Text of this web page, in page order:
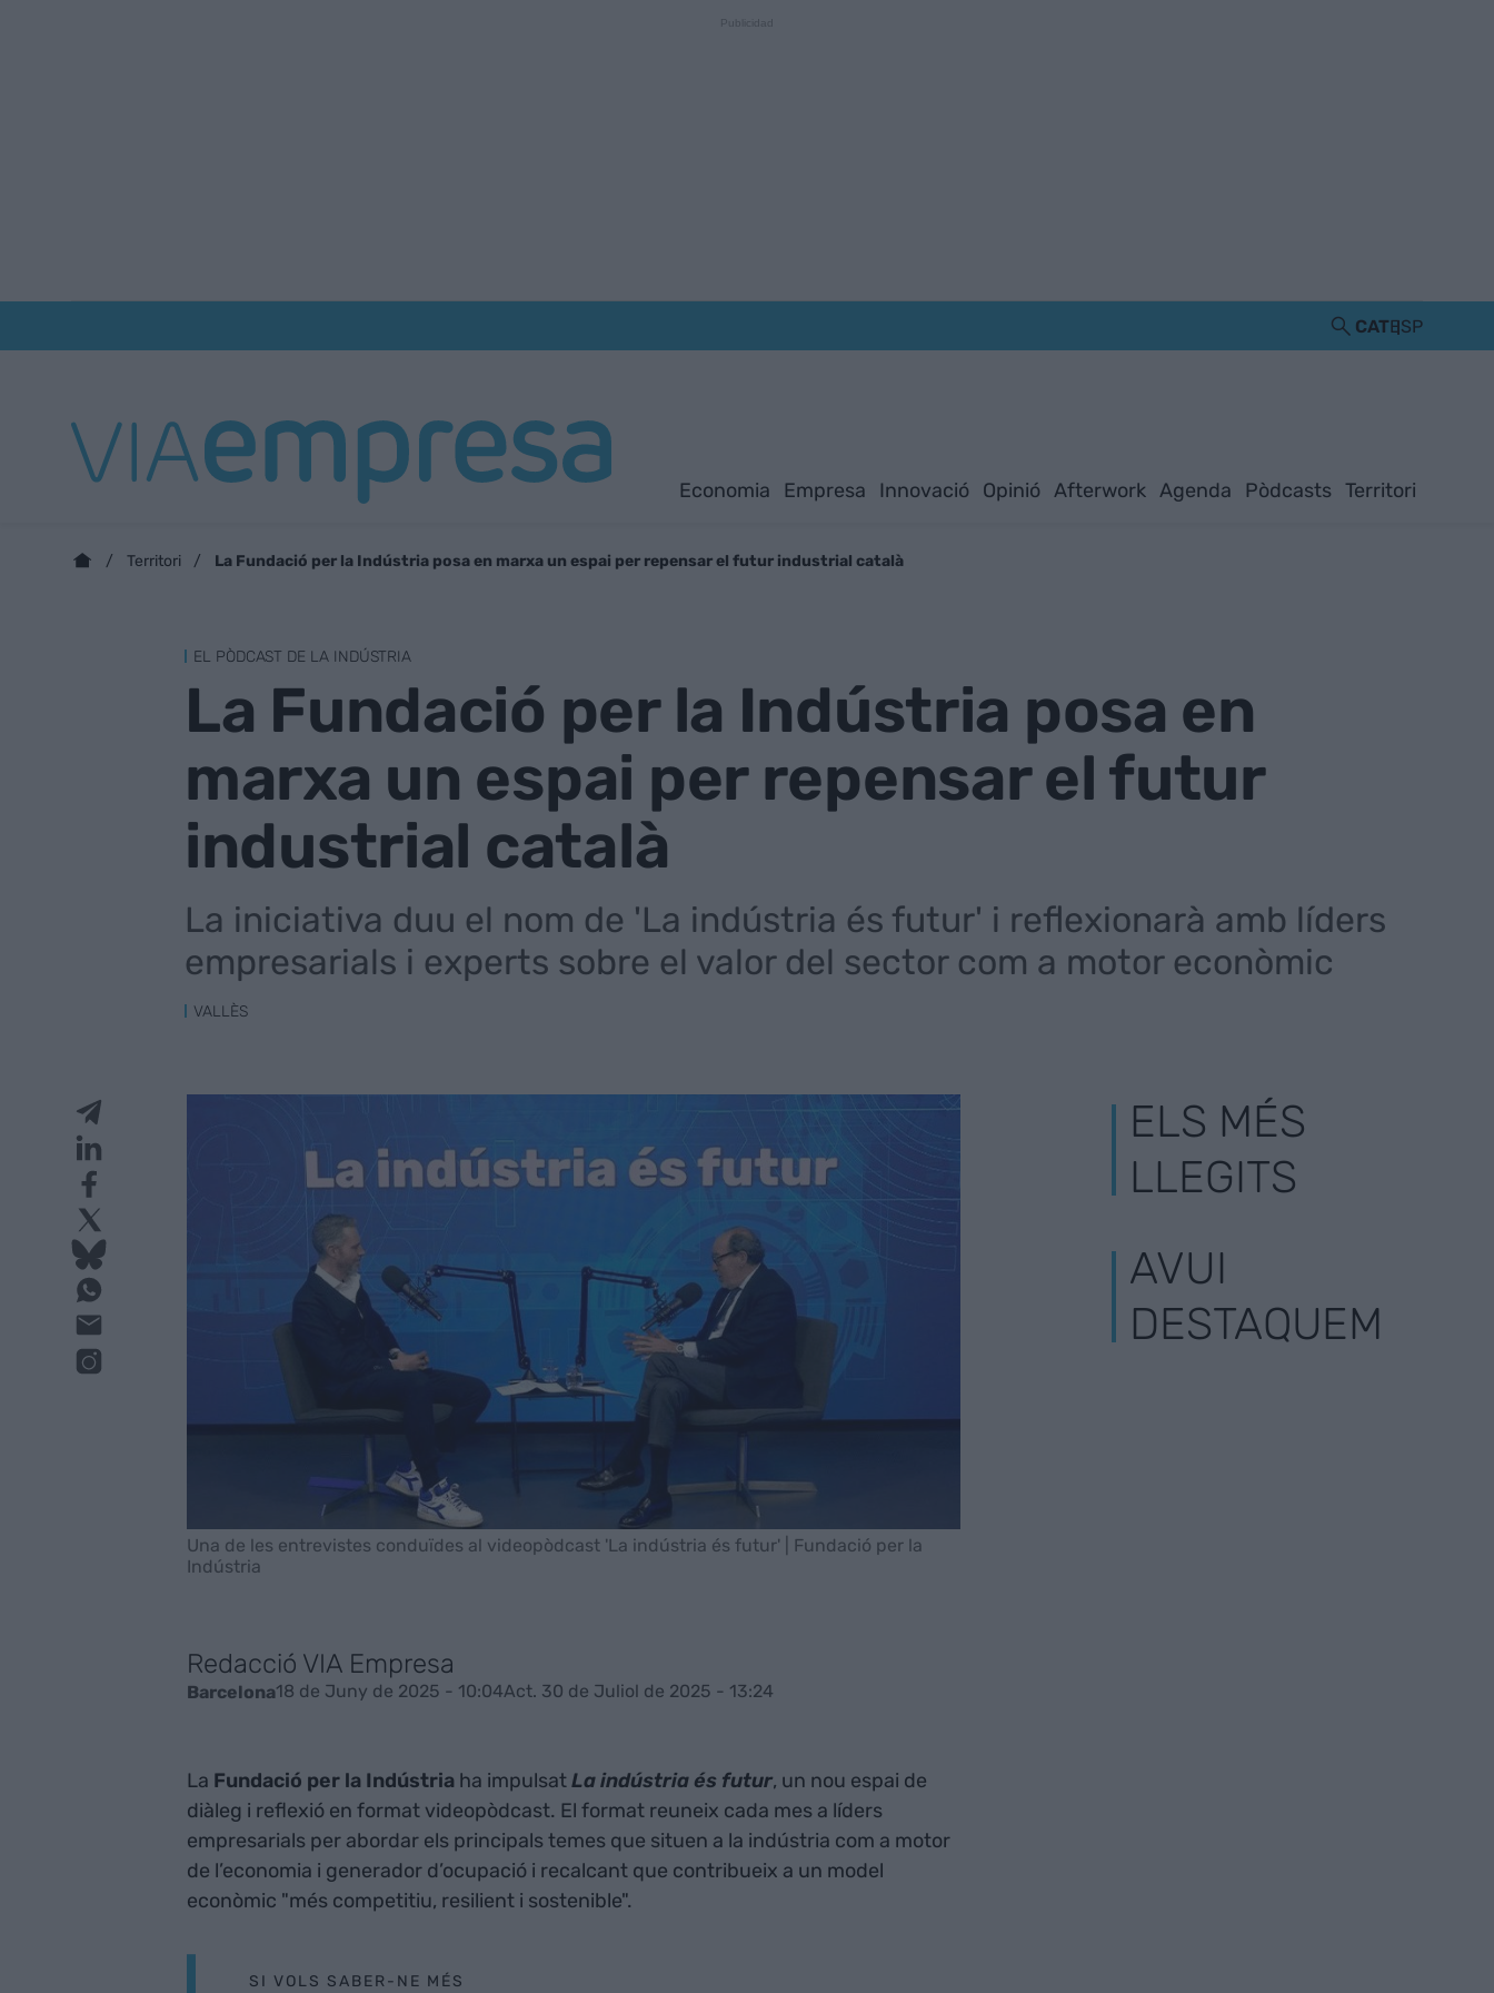
CATESP
Economia Empresa Innovació Opinió Afterwork Agenda Pòdcasts Territori
Territori La Fundació per la Indústria posa en marxa un espai per repensar el futur industrial català
EL PÒDCAST DE LA INDÚSTRIA
La Fundació per la Indústria posa en
marxa un espai per repensar el futur
industrial català
La iniciativa duu el nom de 'La indústria és futur' i reflexionarà amb líders
empresarials i experts sobre el valor del sector com a motor econòmic
VALLÈS
Una de les entrevistes conduïdes al videopòdcast 'La indústria és futur' | Fundació per la
Indústria
Redacció VIA Empresa
Barcelona18 de Juny de 2025 - 10:04Act. 30 de Juliol de 2025 - 13:24
La Fundació per la Indústriaha impulsatLa indústria és futur, un nou espai de
diàleg i reflexió en format videopòdcast. El format reuneix cada mes a líders
empresarials per abordar els principals temes que situen a la indústria com a motor
de l’economia i generador d’ocupació i recalcant que contribueix a un model
econòmic "més competitiu, resilient i sostenible".
SI VOLS SABER-NE MÉS
ELS MÉS
LLEGITS
AVUI
DESTAQUEM